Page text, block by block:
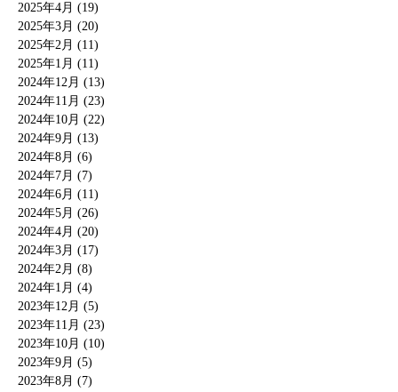
2025年4月 (19)
2025年3月 (20)
2025年2月 (11)
2025年1月 (11)
2024年12月 (13)
2024年11月 (23)
2024年10月 (22)
2024年9月 (13)
2024年8月 (6)
2024年7月 (7)
2024年6月 (11)
2024年5月 (26)
2024年4月 (20)
2024年3月 (17)
2024年2月 (8)
2024年1月 (4)
2023年12月 (5)
2023年11月 (23)
2023年10月 (10)
2023年9月 (5)
2023年8月 (7)